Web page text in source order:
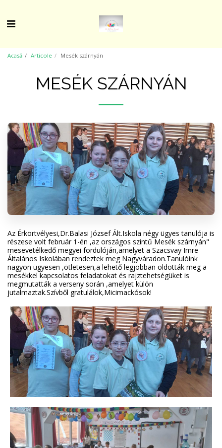
Acasă Articole Mesék szárnyán
MESÉK SZÁRNYÁN
Az Érkörtvélyesi,Dr.Balasi József Ált.Iskola négy ügyes tanulója is
részese volt február 1-én ,az országos szintű Mesék szárnyán"
mesevetélkedő megyei fordulóján,amelyet a Szacsvay Imre
Általános Iskolában rendeztek meg Nagyváradon.Tanulóink
nagyon ügyesen ,ötletesen,a lehető legjobban oldották meg a
mesékkel kapcsolatos feladatokat és rajztehetségüket is
megmutatták a verseny során ,amelyet külön
jutalmaztak.Szívből gratulálok,Micimackósok!